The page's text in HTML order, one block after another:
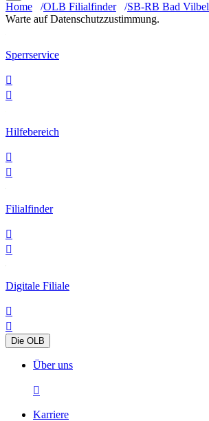
Home OLB Filialfinder
SB-RB Bad Vilbel
Warte auf Datenschutzzustimmung.
Sperrservice


Hilfebereich


Filialfinder


Digitale Filiale


Die OLB
Über uns

Karriere